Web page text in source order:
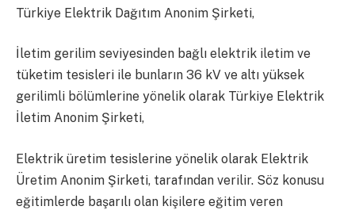
Türkiye Elektrik Dağıtım Anonim Şirketi,
İletim gerilim seviyesinden bağlı elektrik iletim ve
tüketim tesisleri ile bunların 36 kV ve altı yüksek
gerilimli bölümlerine yönelik olarak Türkiye Elektrik
İletim Anonim Şirketi,
Elektrik üretim tesislerine yönelik olarak Elektrik
Üretim Anonim Şirketi, tarafından verilir. Söz konusu
eğitimlerde başarılı olan kişilere eğitim veren